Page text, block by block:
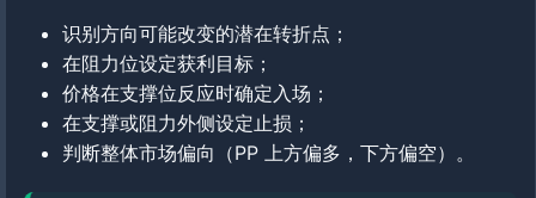
识别方向可能改变的潜在转折点；
在阻力位设定获利目标；
价格在支撑位反应时确定入场；
在支撑或阻力外侧设定止损；
判断整体市场偏向（PP 上方偏多，下方偏空）。